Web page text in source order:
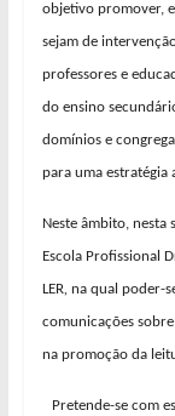
objetivo promover,
sejam de
professores e
do ensino
domínios e
para uma estratégia
Neste âmbito, nesta
Escola Profissional
LER, na qual poder-
comunicações
na promoção da
Pretende-se com